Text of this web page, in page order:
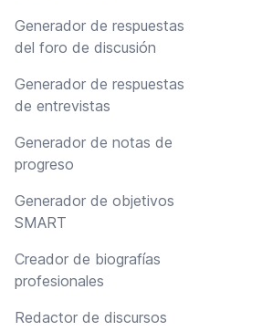
Generador de respuestas
del foro de discusión
Generador de respuestas
de entrevistas
Generador de notas de
progreso
Generador de objetivos
SMART
Creador de biografías
profesionales
Redactor de discursos